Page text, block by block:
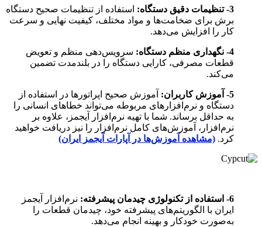
3- تنظیمات دقیق دستگاه:
استفاده از تنظیمات صحیح دستگاه
برش برای ضخامت‌ها و مواد مختلف، کیفیت نهایی و سرعت
کار را افزایش می‌دهد.
4- نگهداری منظم دستگاه:
سرویس‌دهی منظم و تعویض
قطعات مصرفی، کارایی دستگاه را در بلندمدت تضمین
می‌کند.
5- آموزش کاربران:
آموزش صحیح اپراتورها در استفاده از
دستگاه و نرم‌افزارهای مربوطه می‌تواند خطاهای انسانی را
به حداقل برساند. شما با تهیه نرم‌افزار آیجمز، علاوه بر
نرم‌افزار، آموزش‌های کامل نرم‌افزار را نیز دریافت خواهید
کرد. (مشاهده آموزش‌ها در آپارات آیجمز ایران)
6- استفاده از تکنولوژی چیدمان پیشرفته:
نرم‌افزار آیجمز
ایران با الگوریتم‌های پیشرفته خود، چیدمان قطعات را
به‌صورت خودکار و بهینه انجام می‌دهد.